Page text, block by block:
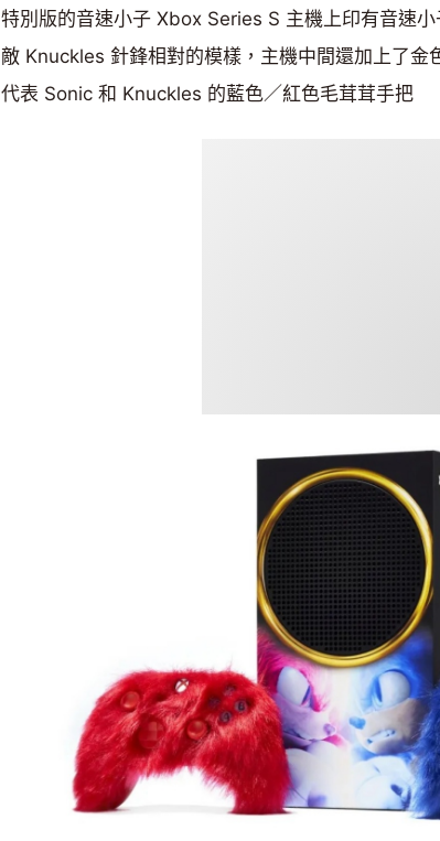
特別版的音速小子 Xbox Series S 主機上印有音速
敵 Knuckles 針鋒相對的模樣，主機中間還加上了金
代表 Sonic 和 Knuckles 的藍色／紅色毛茸茸手把